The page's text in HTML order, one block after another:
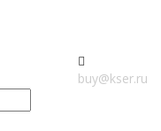
buy@kser.ru